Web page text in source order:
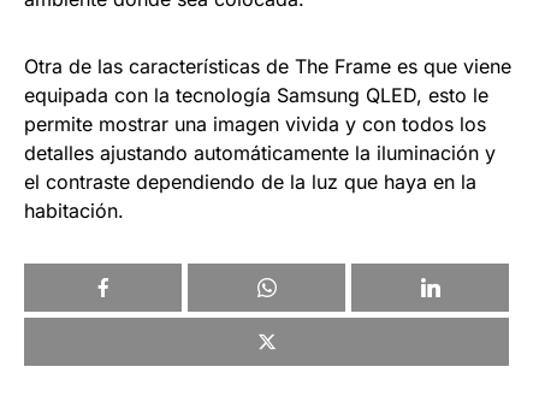
Otra de las características de The Frame es que viene
equipada con la tecnología Samsung QLED, esto le
permite mostrar una imagen vivida y con todos los
detalles ajustando automáticamente la iluminación y
el contraste dependiendo de la luz que haya en la
habitación.